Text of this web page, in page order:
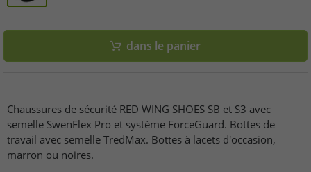
dans le panier
Chaussures de sécurité RED WING SHOES SB et S3 avec
semelle SwenFlex Pro et système ForceGuard. Bottes de
travail avec semelle TredMax. Bottes à lacets d'occasion,
marron ou noires.